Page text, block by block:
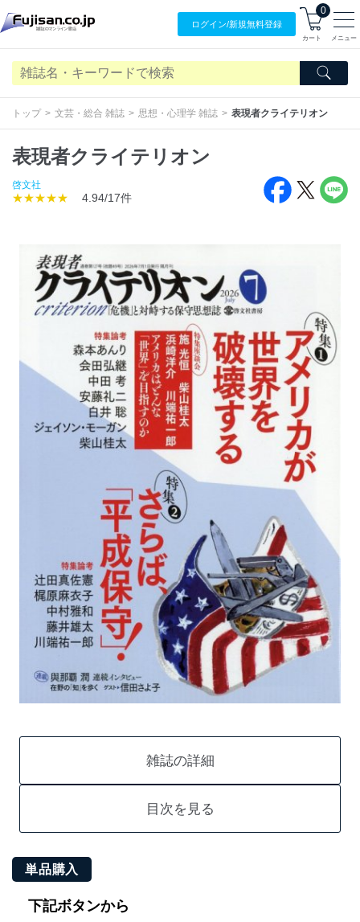
ログイン/新規無料登録
0
カート メニュー
トップ 文芸・総合 雑誌 思想・心理学 雑誌 表現者クライテリオン
表現者クライテリオン
啓文社
★★★★★ 4.94/17件
雑誌の詳細
目次を見る
単品購入
下記ボタンから